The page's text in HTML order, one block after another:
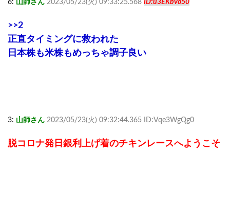
6: 山師さん 2023/05/23(火) 09:33:25.568 ID:u3EKbvo50
>>2
正直タイミングに救われた
日本株も米株もめっちゃ調子良い
3: 山師さん 2023/05/23(火) 09:32:44.365 ID:Vqe3WgQg0
脱コロナ発日銀利上げ着のチキンレースへようこそ